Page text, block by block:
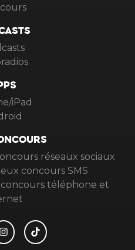
iPad
réseaux sociaux
concours SMS
téléphone et